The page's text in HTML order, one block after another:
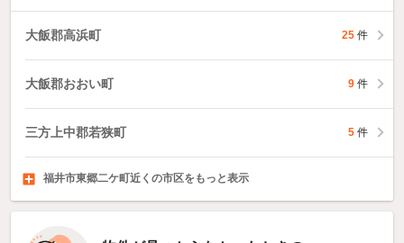
大飯郡高浜町 25 件
大飯郡おおい町 9 件
三方上中郡若狭町 5 件
敦賀市585件
小浜市165件
大野市68件
福井市東郷二ケ町近くの市区をもっと表示